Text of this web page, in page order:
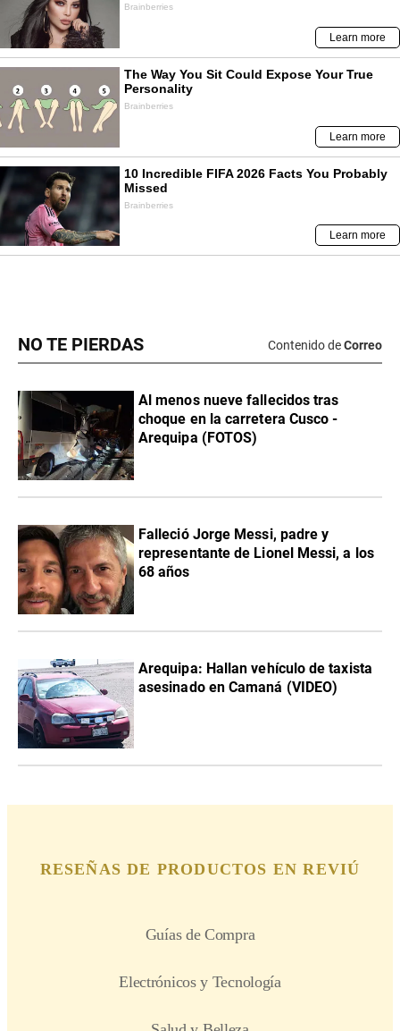
NO TE PIERDAS Contenido deCorreo
Al menos nueve fallecidos tras
choque en la carretera Cusco -
Arequipa (FOTOS)
Falleció Jorge Messi, padre y
representante de Lionel Messi, a los
68 años
Arequipa: Hallan vehículo de taxista
asesinado en Camaná (VIDEO)